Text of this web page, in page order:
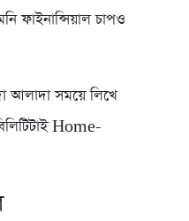
ফাইনান্সিয়াল চাপও
আলাদা সময়ে লিখে
Home-